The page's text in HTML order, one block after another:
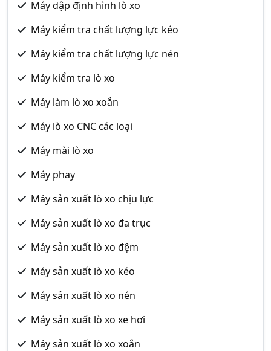
Máy dập định hình lò xo
Máy kiểm tra chất lượng lực kéo
Máy kiểm tra chất lượng lực nén
Máy kiểm tra lò xo
Máy làm lò xo xoắn
Máy lò xo CNC các loại
Máy mài lò xo
Máy phay
Máy sản xuất lò xo chịu lực
Máy sản xuất lò xo đa trục
Máy sản xuất lò xo đệm
Máy sản xuất lò xo kéo
Máy sản xuất lò xo nén
Máy sản xuất lò xo xe hơi
Máy sản xuất lò xo xoắn